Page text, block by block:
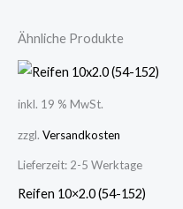
Ähnliche Produkte
inkl. 19 % MwSt.
zzgl. Versandkosten
Lieferzeit: 2-5 Werktage
Reifen 10×2.0 (54-152)